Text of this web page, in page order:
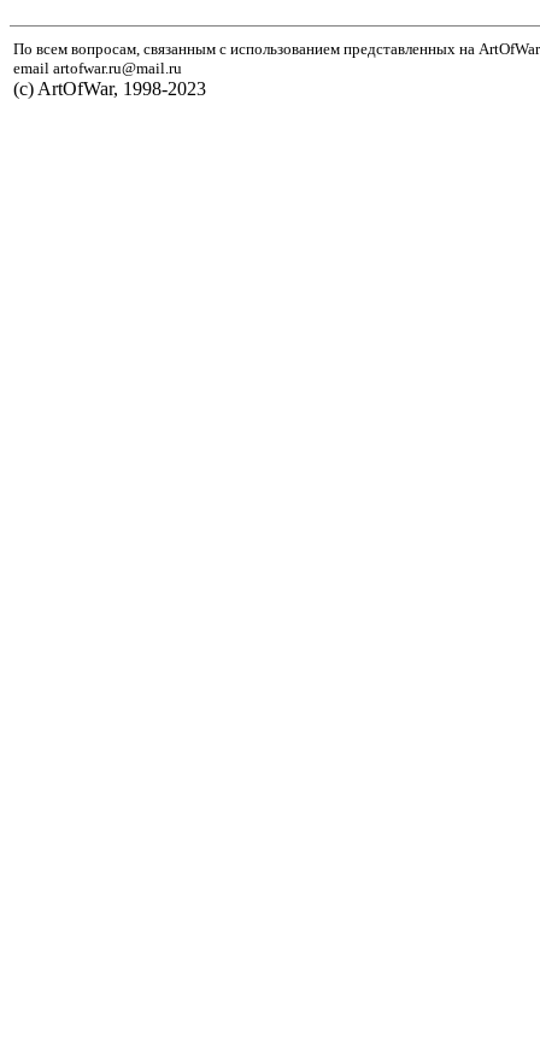
По всем вопросам, связанным с использованием представленных на
email artofwar.ru@mail.ru
(с) ArtOfWar, 1998-2023